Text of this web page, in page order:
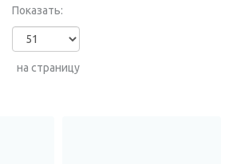
Показать:
на страницу